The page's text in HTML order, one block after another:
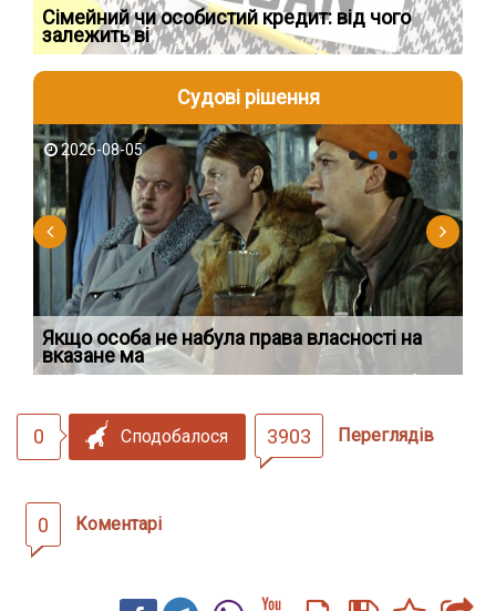
Сімейний чи особистий кредит: від чого
залежить ві
Судові рішення
2026-08-05
Якщо особа не набула права власності на
вказане ма
0 Сподобалося 3903 Переглядів
0 Коментарі